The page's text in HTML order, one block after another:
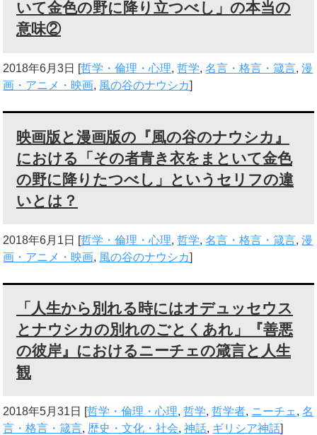
いて金色の野に降り立つべし」の本当の
意味②
2018年6月3日 [哲学・倫理・心理,哲学,名言・格言・箴言,漫
画・アニメ・映画, 風の谷のナウシカ]
映画版と漫画版の『風の谷のナウシカ』
における「その者青き衣をまといて金色
の野に降りたつべし」というセリフの違
いとは？
2018年6月1日 [哲学・倫理・心理,哲学,名言・格言・箴言,漫
画・アニメ・映画, 風の谷のナウシカ]
「人生から別れる時にはオデュッセウス
とナウシカの別れのごとくあれ」『善悪
の彼岸』におけるニーチェの箴言と人生
観
2018年5月31日 [哲学・倫理・心理,哲学,哲学者, ニーチェ ,名
言・格言・箴言, 歴史・文化・社会,神話, ギリシア神話]